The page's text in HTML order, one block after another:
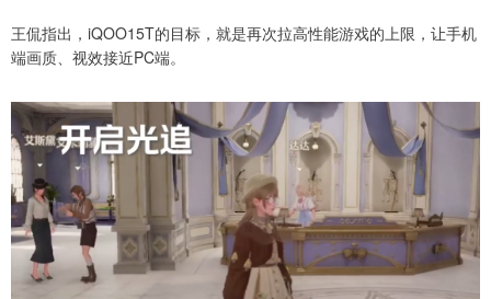
王侃指出，iQOO15T的目标，就是再次拉高性能游戏的上限，让手机
端画质、视效接近PC端。